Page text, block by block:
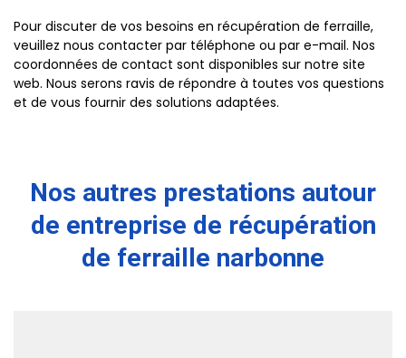
Pour discuter de vos besoins en récupération de ferraille,
veuillez nous contacter par téléphone ou par e-mail. Nos
coordonnées de contact sont disponibles sur notre site
web. Nous serons ravis de répondre à toutes vos questions
et de vous fournir des solutions adaptées.
Nos autres prestations autour
de entreprise de récupération
de ferraille narbonne